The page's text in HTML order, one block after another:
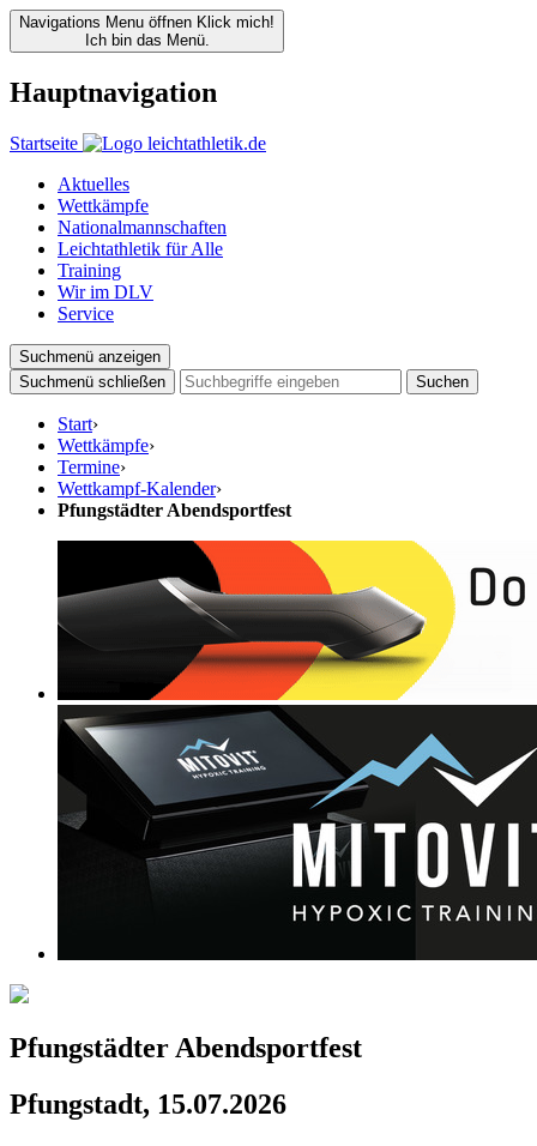
Navigations Menu öffnen Klick mich!
Ich bin das Menü.
Hauptnavigation
Startseite
Aktuelles
Wettkämpfe
Nationalmannschaften
Leichtathletik für Alle
Training
Wir im DLV
Service
Suchmenü anzeigen
Suchmenü schließen
Suchen
Start›
Wettkämpfe›
Termine›
Wettkampf-Kalender›
Pfungstädter Abendsportfest
Pfungstädter Abendsportfest
Pfungstadt, 15.07.2026